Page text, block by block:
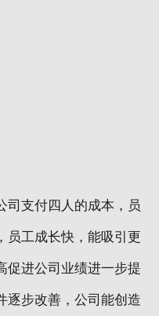
司支付四人的成本，员
员工成长快，能吸引更
促进公司业绩进一步提
逐步改善，公司能创造